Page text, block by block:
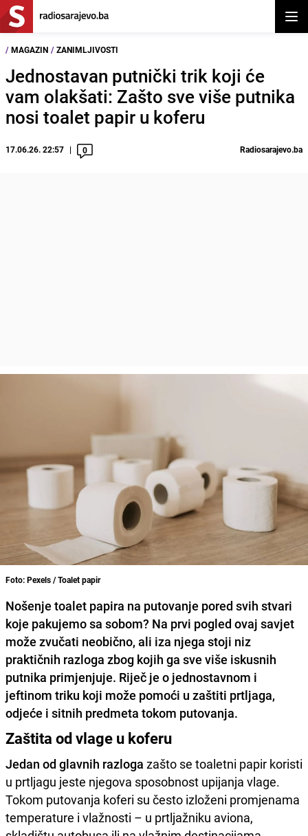
/ MAGAZIN / ZANIMLJIVOSTI
Jednostavan putnički trik koji će
vam olakšati: Zašto sve više putnika
nosi toalet papir u koferu
17.06.26. 22:57 0 Radiosarajevo.ba
Foto: Pexels / Toalet papir
Nošenje toalet papira na putovanje pored svih stvari
koje pakujemo sa sobom? Na prvi pogled ovaj savjet
može zvučati neobično, ali iza njega stoji niz
praktičnih razloga zbog kojih ga sve više iskusnih
putnika primjenjuje. Riječ je o jednostavnom i
jeftinom triku koji može pomoći u zaštiti prtljaga,
odjeće i sitnih predmeta tokom putovanja.
Zaštita od vlage u koferu
Jedan od glavnih razloga zašto se toaletni papir koristi
u prtljagu jeste njegova sposobnost upijanja vlage.
Tokom putovanja koferi su često izloženi promjenama
temperature i vlažnosti – u prtljažniku aviona,